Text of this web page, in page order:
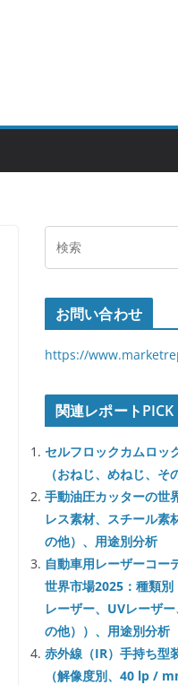
お問い合わせ
https://
関連レポートPICK
セルフロックカムロッ
（おねじ、めねじ、
手動油圧カッターの世
レス素材、スチール素
の他）、用途別分析
自動車用レーザーコー
世界市場2025：種類
レーザー、UVレーザ
の他））、用途別分析
赤外線（IR）手持ち型
（解像度別、40 lp /